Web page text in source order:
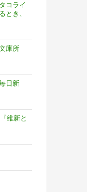
コライ
とき、
庫所
日新
維新と